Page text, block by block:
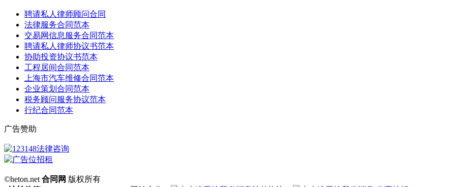
聘请私人律师顾问合同
法律服务合同范本
交易网信息服务合同范本
聘请私人律师协议书范本
协助投资协议书范本
工程居间合同范本
上海市汽车维修合同范本
企业策划合同范本
税务顾问服务协议范本
行纪合同范本
广告赞助
©heton.net 合同网 版权所有